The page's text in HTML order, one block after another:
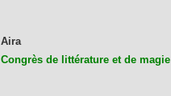
Aira
Congrès de littérature et de magie